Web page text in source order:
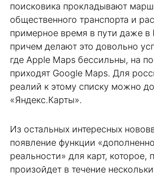
поисковика прокладывают
общественного транспорта и
примерное время в пути даже в
причем делают это довольно
где Apple Maps бессильны, на
приходят Google Maps. Для
реалий к этому списку можно
«Яндекс.Карты».
Из остальных интересных
появление функции
реальности» для карт, которое,
произойдет в течение